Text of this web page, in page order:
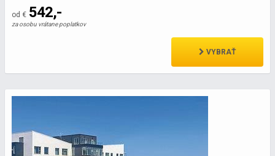
od € 542,-
za osobu vrátane poplatkov
VYBRAŤ